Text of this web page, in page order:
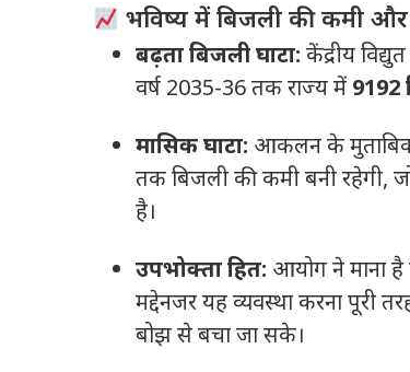
भविष्य में बिजली की कमी और
बढ़ता बिजली घाटा: केंद्रीय
वर्ष 2035-36 तक राज्य में 9192
मासिक घाटा: आकलन के मुताबिक
तक बिजली की कमी बनी रहेगी,
है।
उपभोक्ता हित: आयोग ने माना
मद्देनजर यह व्यवस्था करना पूरी
बोझ से बचा जा सके।